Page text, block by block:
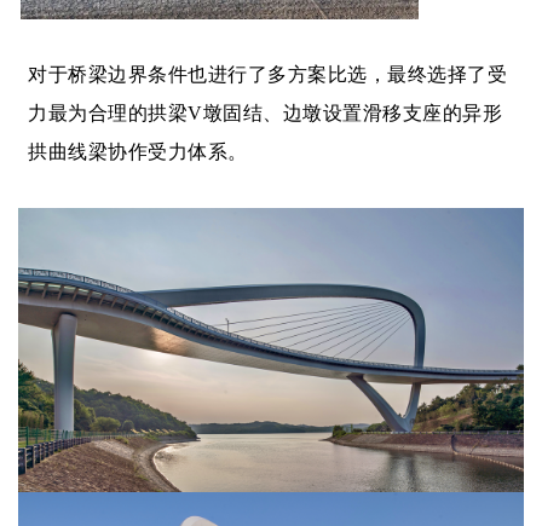
对于桥梁边界条件也进行了多方案比选，最终选择了受
力最为合理的拱梁V墩固结、边墩设置滑移支座的异形
拱曲线梁协作受力体系。